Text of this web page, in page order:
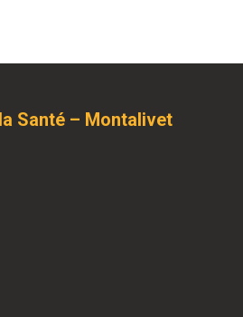
Santé – Montalivet